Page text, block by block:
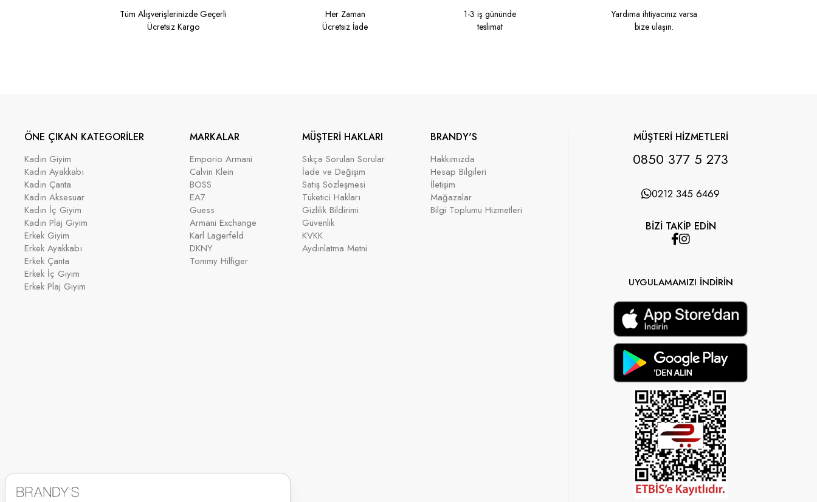
Tüm Alışverişlerinizde Geçerli
Ücretsiz Kargo
Her Zaman
Ücretsiz İade
1-3 iş gününde
teslimat
Yardıma ihtiyacınız varsa
bize ulaşın.
ÖNE ÇIKAN KATEGORİLER
Kadın Giyim
Kadın Ayakkabı
Kadın Çanta
Kadın Aksesuar
Kadın İç Giyim
Kadın Plaj Giyim
Erkek Giyim
Erkek Ayakkabı
Erkek Çanta
Erkek İç Giyim
Erkek Plaj Giyim
MARKALAR
Emporio Armani
Calvin Klein
BOSS
EA7
Guess
Armani Exchange
Karl Lagerfeld
DKNY
Tommy Hilfiger
MÜŞTERİ HAKLARI
Sıkça Sorulan Sorular
İade ve Değişim
Satış Sözleşmesi
Tüketici Hakları
Gizlilik Bildirimi
Güvenlik
KVKK
Aydınlatma Metni
BRANDY'S
Hakkımızda
Hesap Bilgileri
İletişim
Mağazalar
Bilgi Toplumu Hizmetleri
MÜŞTERİ HİZMETLERİ
0850 377 5 273
0212 345 6469
BİZİ TAKİP EDİN
UYGULAMAMIZI İNDİRİN